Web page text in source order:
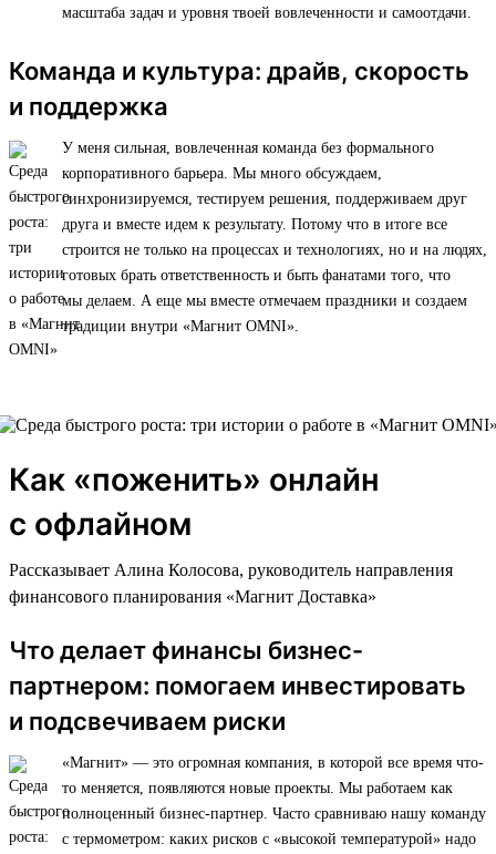
масштаба задач и уровня твоей вовлеченности и самоотдачи.
Команда и культура: драйв, скорость
и поддержка
У меня сильная, вовлеченная команда без формального
корпоративного барьера. Мы много обсуждаем,
синхронизируемся, тестируем решения, поддерживаем друг
друга и вместе идем к результату. Потому что в итоге все
строится не только на процессах и технологиях, но и на людях,
готовых брать ответственность и быть фанатами того, что
мы делаем. А еще мы вместе отмечаем праздники и создаем
традиции внутри «Магнит OMNI».
Как «поженить» онлайн
с офлайном
Рассказывает Алина Колосова, руководитель направления
финансового планирования «Магнит Доставка»
Что делает финансы бизнес-
партнером: помогаем инвестировать
и подсвечиваем риски
«Магнит» — это огромная компания, в которой все время что-
то меняется, появляются новые проекты. Мы работаем как
полноценный бизнес-партнер. Часто сравниваю нашу команду
с термометром: каких рисков с «высокой температурой» надо